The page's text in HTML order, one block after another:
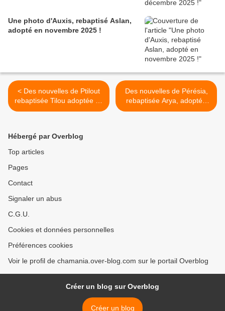
Une photo d'Auxis, rebaptisé Aslan,
adopté en novembre 2025 !
< Des nouvelles de Ptilout
rebaptisée Tilou adoptée en
juillet 2019 !
Des nouvelles de Pérésia,
rebaptisée Arya, adoptée
en août 2019 ! >
Hébergé par Overblog
Top articles
Pages
Contact
Signaler un abus
C.G.U.
Cookies et données personnelles
Préférences cookies
Voir le profil de chamania.over-blog.com sur le portail Overblog
Créer un blog sur Overblog
Créer un blog